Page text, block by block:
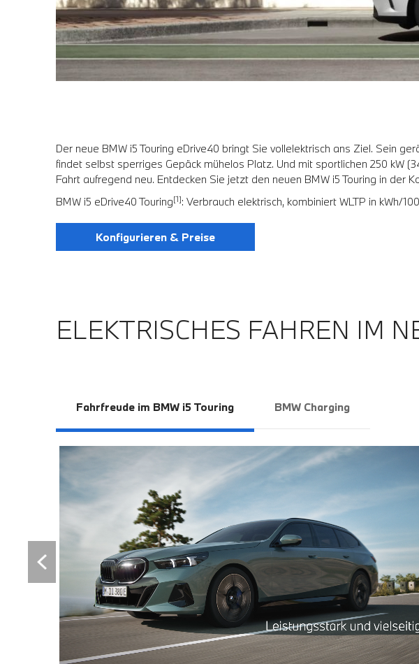
Der neue BMW i5 Touring eDrive40 bringt Sie vollelektrisch ans Ziel. Sein
findet selbst sperriges Gepäck mühelos Platz. Und mit sportlichen 250 kW
Fahrt aufregend neu. Entdecken Sie jetzt den neuen BMW i5 Touring in der
BMW i5 eDrive40 Touring[1]: Verbrauch elektrisch, kombiniert WLTP in kWh/
Konfigurieren & Preise
ELEKTRISCHES FAHREN IM
Fahrfreude im BMW i5 Touring BMW Charging